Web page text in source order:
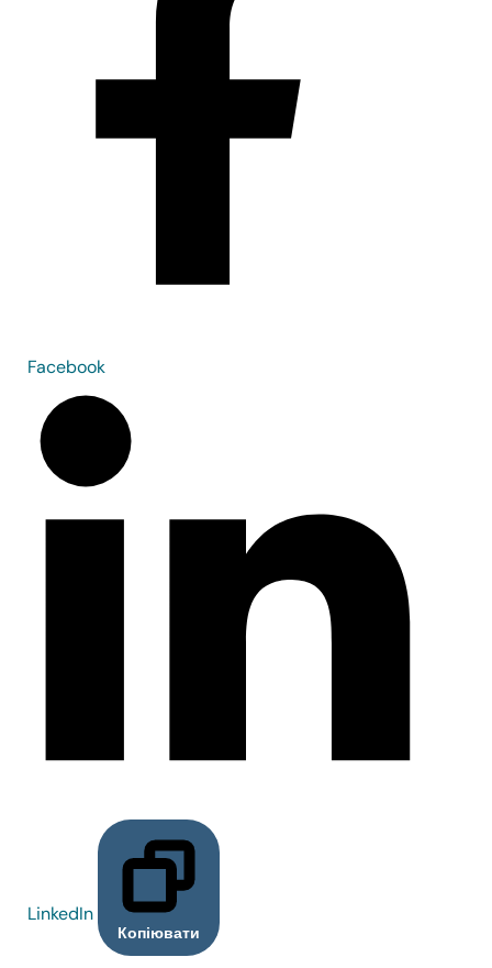
Facebook
LinkedIn
Копіювати